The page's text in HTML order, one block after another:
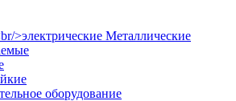
Металлические
оборудование